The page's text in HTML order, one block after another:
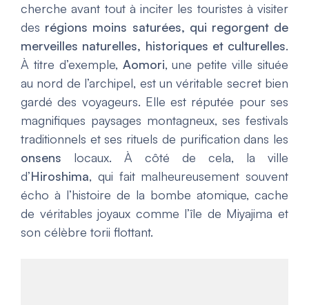
cherche avant tout à inciter les touristes à visiter
des régions moins saturées, qui regorgent de
merveilles naturelles, historiques et culturelles.
À titre d’exemple, Aomori, une petite ville située
au nord de l’archipel, est un véritable secret bien
gardé des voyageurs. Elle est réputée pour ses
magnifiques paysages montagneux, ses festivals
traditionnels et ses rituels de purification dans les
onsens locaux. À côté de cela, la ville
d’Hiroshima, qui fait malheureusement souvent
écho à l’histoire de la bombe atomique, cache
de véritables joyaux comme l’île de Miyajima et
son célèbre torii flottant.